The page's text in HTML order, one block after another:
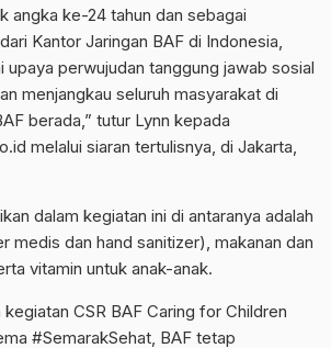
angka ke-24 tahun dan sebagai
Kantor Jaringan BAF di Indonesia,
upaya perwujudan tanggung jawab sosial
menjangkau seluruh masyarakat di
berada,” tutur Lynn kepada
melalui siaran tertulisnya, di Jakarta,
dalam kegiatan ini di antaranya adalah
medis dan hand sanitizer), makanan dan
vitamin untuk anak-anak.
CSR BAF Caring for Children
#SemarakSehat, BAF tetap